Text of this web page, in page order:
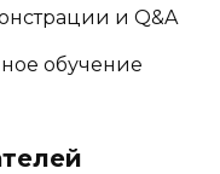
и Q&A
обучение